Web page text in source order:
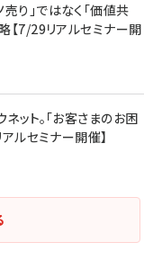
り」ではなく「価値共
【7/29リアルセミナー開
ット。「お客さまのお困
ルセミナー開催】